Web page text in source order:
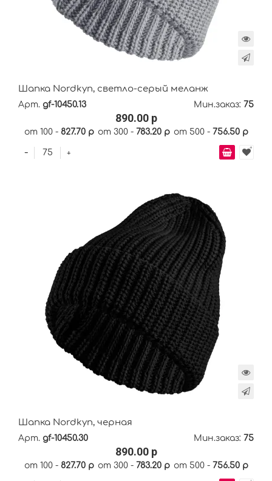
Шапка Nordkyn, светло-серый меланж
Арт. gf-10450.13 Мин.заказ: 75
890.00 р
от 100 - 827.70 р от 300 - 783.20 р от 500 - 756.50 р
+
-
Шапка Nordkyn, черная
Арт. gf-10450.30 Мин.заказ: 75
890.00 р
от 100 - 827.70 р от 300 - 783.20 р от 500 - 756.50 р